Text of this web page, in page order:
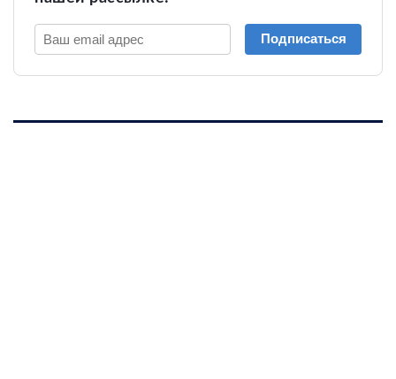
Подписаться